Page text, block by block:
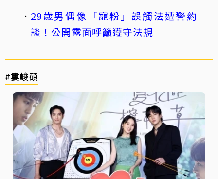
29歲男偶像「寵粉」誤觸法遭警約
談！公開露面呼籲遵守法規
#婁峻碩